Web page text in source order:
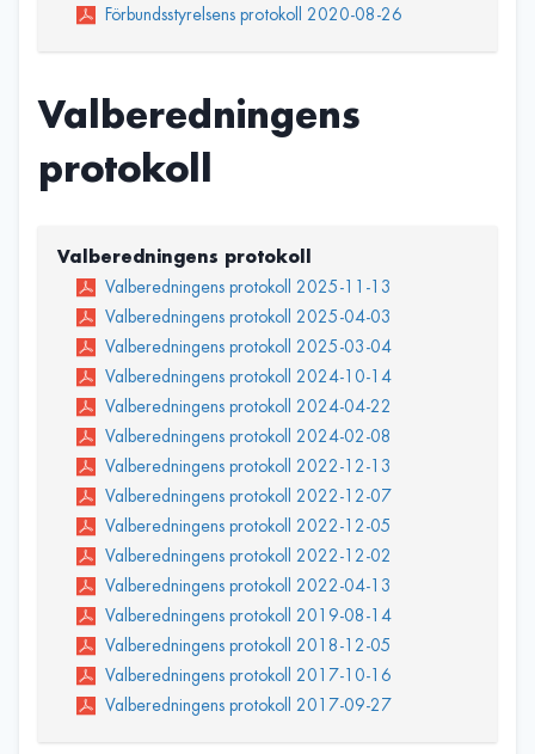
Förbundsstyrelsens protokoll 2020-08-26
Valberedningens
protokoll
Valberedningens protokoll
Valberedningens protokoll 2025-11-13
Valberedningens protokoll 2025-04-03
Valberedningens protokoll 2025-03-04
Valberedningens protokoll 2024-10-14
Valberedningens protokoll 2024-04-22
Valberedningens protokoll 2024-02-08
Valberedningens protokoll 2022-12-13
Valberedningens protokoll 2022-12-07
Valberedningens protokoll 2022-12-05
Valberedningens protokoll 2022-12-02
Valberedningens protokoll 2022-04-13
Valberedningens protokoll 2019-08-14
Valberedningens protokoll 2018-12-05
Valberedningens protokoll 2017-10-16
Valberedningens protokoll 2017-09-27